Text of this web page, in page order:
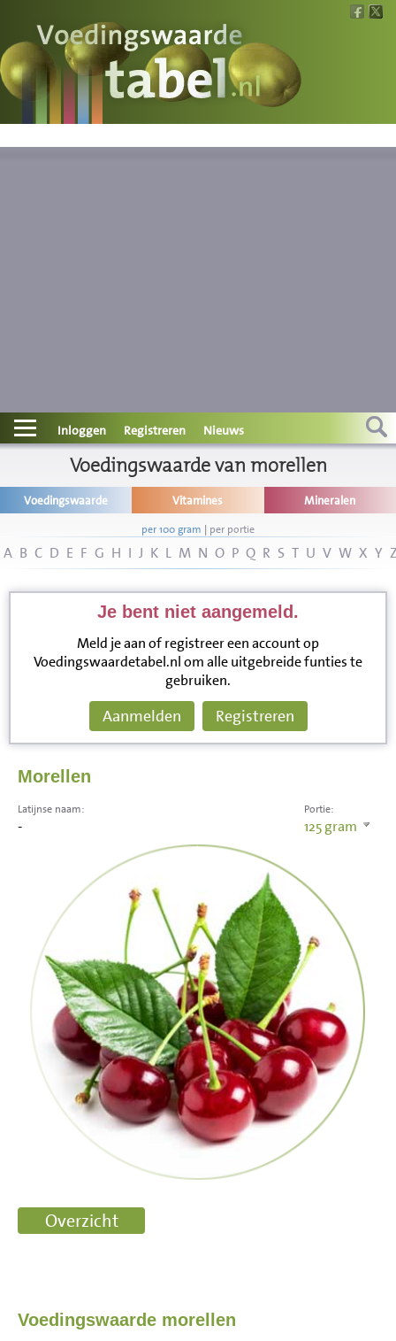
Voedingswaarde
Wat is wat?
Contact
Informatie
Disclaimer
Inloggen Registreren Nieuws
Voedingswaarde van morellen
Voedingswaarde Vitamines Mineralen
per 100 gram | per portie
A B C D E F G H I J K L M N O P Q R S T U V W X Y
Je bent niet aangemeld.
Meld je aan of registreer een account op
Voedingswaardetabel.nl om alle uitgebreide funties te
gebruiken.
Aanmelden Registreren
Morellen
Portie:
125gram
Latijnse naam:
-
Voedingswaarde morellen